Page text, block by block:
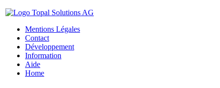
Mentions Légales
Contact
Développement
Information
Aide
Home